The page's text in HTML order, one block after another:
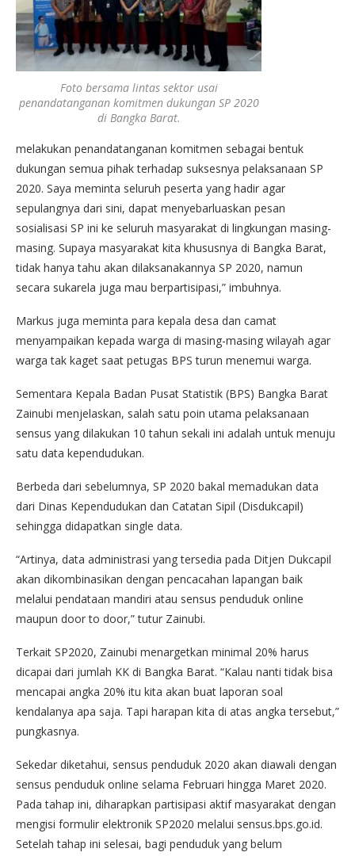
Foto bersama lintas sektor usai
penandatanganan komitmen dukungan SP 2020
di Bangka Barat.
melakukan penandatanganan komitmen sebagai bentuk
dukungan semua pihak terhadap suksesnya pelaksanaan SP
2020. Saya meminta seluruh peserta yang hadir agar
sepulangnya dari sini, dapat menyebarluaskan pesan
sosialisasi SP ini ke seluruh masyarakat di lingkungan masing-
masing. Supaya masyarakat kita khususnya di Bangka Barat,
tidak hanya tahu akan dilaksanakannya SP 2020, namun
secara sukarela juga mau berpartisipasi,” imbuhnya.
Markus juga meminta para kepala desa dan camat
menyampaikan kepada warga di masing-masing wilayah agar
warga tak kaget saat petugas BPS turun menemui warga.
Sementara Kepala Badan Pusat Statistik (BPS) Bangka Barat
Zainubi menjelaskan, salah satu poin utama pelaksanaan
sensus yang dilakukan 10 tahun sekali ini adalah untuk menuju
satu data kependudukan.
Berbeda dari sebelumnya, SP 2020 bakal memadukan data
dari Dinas Kependudukan dan Catatan Sipil (Disdukcapil)
sehingga didapatkan single data.
“Artinya, data administrasi yang tersedia pada Ditjen Dukcapil
akan dikombinasikan dengan pencacahan lapangan baik
melalui pendataan mandiri atau sensus penduduk online
maupun door to door,” tutur Zainubi.
Terkait SP2020, Zainubi menargetkan minimal 20% harus
dicapai dari jumlah KK di Bangka Barat. “Kalau nanti tidak bisa
mencapai angka 20% itu kita akan buat laporan soal
kendalanya apa saja. Tapi harapan kita di atas angka tersebut,”
pungkasnya.
Sekedar diketahui, sensus penduduk 2020 akan diawali dengan
sensus penduduk online selama Februari hingga Maret 2020.
Pada tahap ini, diharapkan partisipasi aktif masyarakat dengan
mengisi formulir elektronik SP2020 melalui sensus.bps.go.id.
Setelah tahap ini selesai, bagi penduduk yang belum